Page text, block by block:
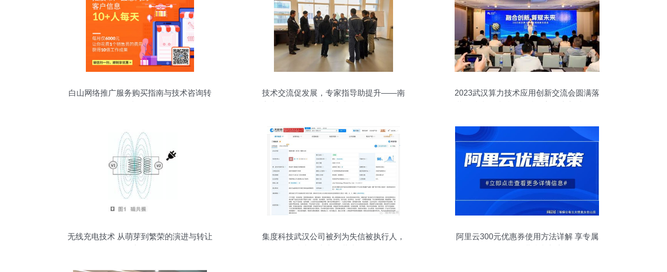
白山网络推广服务购买指南与技术咨询转
技术交流促发展，专家指导助提升——南
2023武汉算力技术应用创新交流会圆满落
无线充电技术 从萌芽到繁荣的演进与转让
集度科技武汉公司被列为失信被执行人，
阿里云300元优惠券使用方法详解 享专属